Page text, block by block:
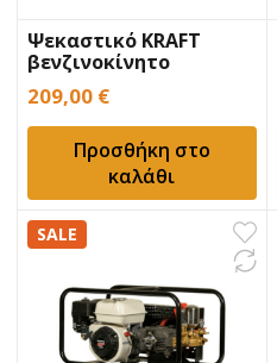
Ψεκαστικό KRAFT
βενζινοκίνητο
209,00 €
Προσθήκη στο
καλάθι
SALE